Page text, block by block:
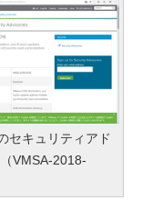
セキュリティアド
VMSA-2018-